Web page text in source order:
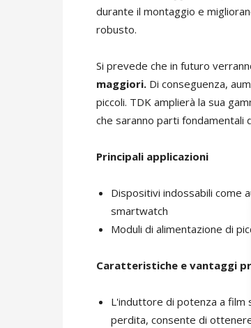
durante il montaggio e
robusto.
Si prevede che in futuro
maggiori. Di conseguenza,
piccoli. TDK amplierà la sua
che saranno parti fondamentali
Principali applicazioni
Dispositivi indossabili come
smartwatch
Moduli di alimentazione di
Caratteristiche e vantaggi
L'induttore di potenza a film
perdita, consente di